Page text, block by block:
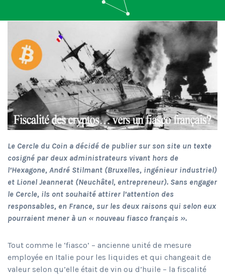
Le Cercle du Coin a décidé de publier sur son site un texte
cosigné par deux administrateurs vivant hors de
l’Hexagone, André Stilmant (Bruxelles, ingénieur industriel)
et Lionel Jeannerat (Neuchâtel, entrepreneur). Sans engager
le Cercle, ils ont souhaité attirer l’attention des
responsables, en France, sur les deux raisons qui selon eux
pourraient mener à un « nouveau fiasco français ».
Tout comme le ‘fiasco’ – ancienne unité de mesure
employée en Italie pour les liquides et qui changeait de
valeur selon qu’elle était de vin ou d’huile – la fiscalité